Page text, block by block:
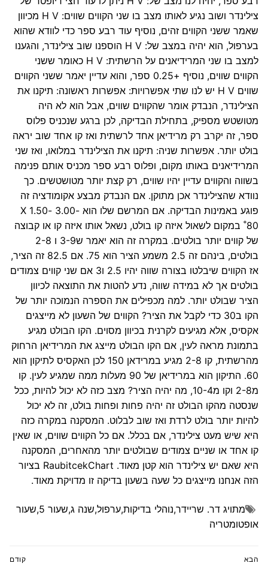
צילינדר ושוב נגיע לאותו מצב בו שני הקווים שווים: H V מכיוון
שאמר ששני הקווים זהים, נוסיף עוד רבע ספר כדי לוודא שהוא
בערפול, הוא יהיה במצב של: H V הוספנו שוב צילינדר, והגענו
למצב בו שני המרידיאנים על הרשתית: H V כאומר ששני
הקווים שווים, נוסיף +0.25 ספר, והוא עדיין יאמר ששני הקווים
שווים H V יש לנו שתי אפשרויות: אפשרות ראשונה: תיקנו את
הצילינדר, הנבדק אומר שהקווים שווים, אבל הוא לא היה
מטושטש מספיק, בתחילת הבדיקה, לכן ברגע שנכניס פלוס
ספר, זה יקרב רק מרידיאן אחד לרשתית ואז קו אחד שוב יראה
בולט יותר. אפשרות שניה: תיקנו את הצילינדר במלואו, ואז שני
המרידיאנים באותו מקום, ופלוס רבע ספר מכניס אותם פנימה
בשווה והקווים עדיין יהיו שווים, רק קצת יותר מטושטשים. כך
נוודא שהצילינדר אכן מתוקן. אם הנבדק מבצע אקומודציה זה
פוגע באמינות הבדיקה. אם המרשם שלו הוא -3.00 -1.50 X
80˚ במקום לשאול איזה קו בולט, נשאל אותו איזה קו או קבוצה
של קווים יותר בולטים. במקרה זה הוא יאמר ש3-9 ו 2-8
בולטים, בינהם זה 2.5 משמע הציר הוא 75. אם 82.5 זה הציר,
אז הקווים שיבלטו בצורה שווה יהיו 2.5 ו3 אם שני קווים צמודים
בולטים אך לא במידה שווה, נדע להטות את התוצאה לכיוון
הציר שבולט יותר. למה מכפילים את הספרה הנמוכה יותר של
הקו ב30 כדי לקבל את הציר? הקווים של השעון לא מייצגים
אקסיס, אלא מגיעים לקרנית בכיוון מסוים. הקו הבולט מגיע
בתמונת מראה לעין, אם הקו הבולט מייצג את המרידיאן הרחוק
מהרשתית, קו 2-8 מגיע במרידאן 150 לכן האקסיס לתיקון הוא
60. התיקון הוא במרידיאן של 90 מעלות ממה שמגיע לעין. קו
מ2-8 וקו מ10-4, מה יהיה הציר? מצב כזה לא יכול להיות, ככל
שנסטה מהקו הבולט זה יהיה פחות ופחות בולט, זה לא יכול
להיות יותר בולט לרדת ואז שוב לבלוט. המסקנה במקרה כזה
היא שיש מעט צילינדר, אם בכלל. אם כל הקווים שווים, או שאין
קו אחד או שניים צמודים שבולטים יותר מהאחרים, המסקנה
היא שאם יש צילינדר הוא קטן מאוד. RaubitcekChart בציור
הזה אנחנו מייצגים כל שעה בשעון בדיקה זו מדויקת מאוד.
מתויג דר. שריידר,נוהלי בדיקות,ערפול,שנה ג,שעור 5 ,שעור
אופטומטריה
ניווט קודם הבא